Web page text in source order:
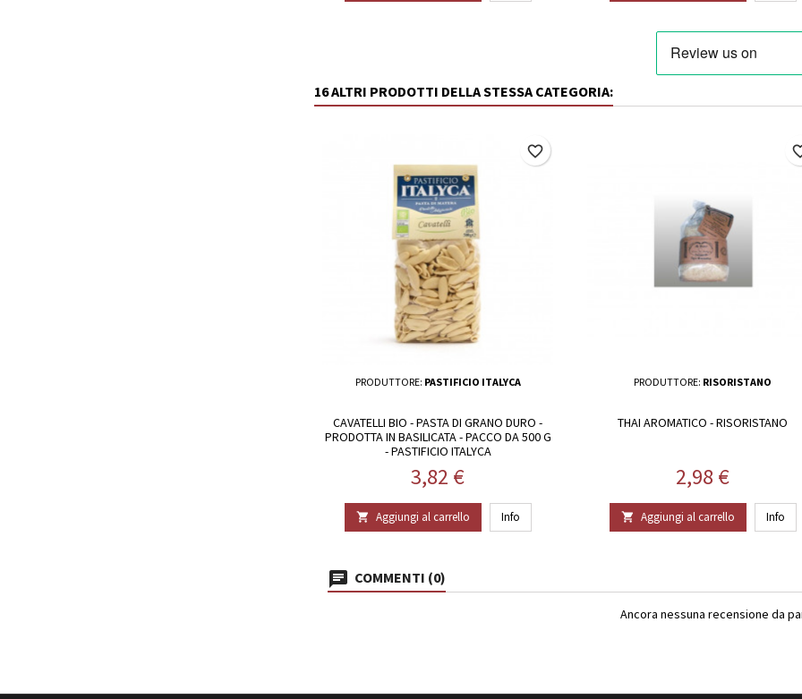
16 ALTRI PRODOTTI DELLA STESSA CATEGORIA:
PRODUTTORE: PASTIFICIO ITALYCA
CAVATELLI BIO - PASTA DI GRANO DURO -
PRODOTTA IN BASILICATA - PACCO DA 500 G
- PASTIFICIO ITALYCA
Prezzo
3,82 €
 Aggiungi al carrello Info
favorite_border
PRODUTTORE: RISORISTANO
THAI AROMATICO - RISORISTANO
Prezzo
2,98 €
 Aggiungi al carrello Info
COMMENTI (0)
Ancora nessuna recensione da